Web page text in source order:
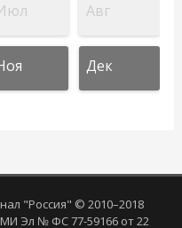
Авг
Дек
"Россия" © 2010–2018
Эл № ФС 77-59166 от 22